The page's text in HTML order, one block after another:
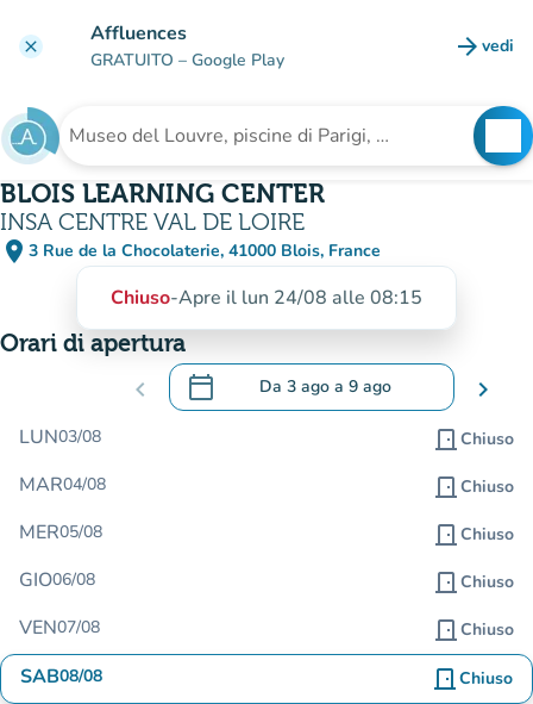
clear Affluences
GRATUITO – Google Play arrow_forward vedi
Cerca una struttura
BLOIS LEARNING CENTER
INSA CENTRE VAL DE LOIRE
place 3 Rue de la Chocolaterie, 41000 Blois, France
(apri in Google Maps)
(nuova scheda)
Chiuso-Apre il lun 24/08 alle 08:15
Orari di apertura
chevron_left calendar_today Da 3 ago a 9 ago
.Aprire il calendario per modificare le
chevron_right
LUN03/08 door_front Chiuso
MAR04/08 door_front Chiuso
MER05/08 door_front Chiuso
GIO06/08 door_front Chiuso
VEN07/08 door_front Chiuso
SAB08/08 door_front Chiuso